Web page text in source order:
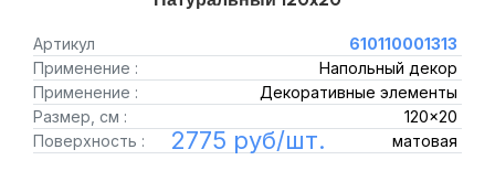
Артикул
610110001313
Применение :
Напольный декор
Применение :
Декоративные элементы
Размер, см :
120x20
Поверхность :
матовая
2775 руб/шт.